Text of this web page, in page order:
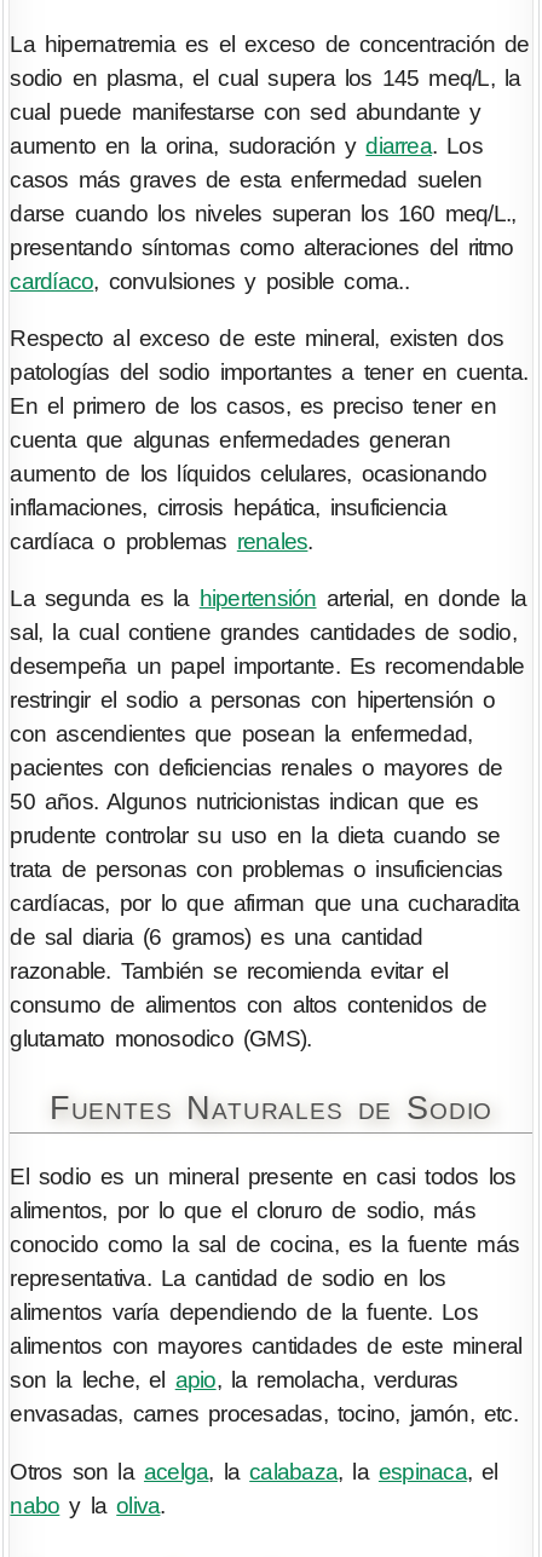
La hipernatremia es el exceso de concentración de
sodio en plasma, el cual supera los 145 meq/L, la
cual puede manifestarse con sed abundante y
aumento en la orina, sudoración ydiarrea. Los
casos más graves de esta enfermedad suelen
darse cuando los niveles superan los 160 meq/L.,
presentando síntomas como alteraciones del ritmo
cardíaco, convulsiones y posible coma..
Respecto al exceso de este mineral, existen dos
patologías del sodio importantes a tener en cuenta.
En el primero de los casos, es preciso tener en
cuenta que algunas enfermedades generan
aumento de los líquidos celulares, ocasionando
inflamaciones, cirrosis hepática, insuficiencia
cardíaca o problemas renales.
La segunda es la hipertensión arterial, en donde la
sal, la cual contiene grandes cantidades de sodio,
desempeña un papel importante. Es recomendable
restringir el sodio a personas con hipertensión o
con ascendientes que posean la enfermedad,
pacientes con deficiencias renales o mayores de
50 años. Algunos nutricionistas indican que es
prudente controlar su uso en la dieta cuando se
trata de personas con problemas o insuficiencias
cardíacas, por lo que afirman que una cucharadita
de sal diaria (6 gramos) es una cantidad
razonable. También se recomienda evitar el
consumo de alimentos con altos contenidos de
glutamato monosodico (GMS).
Fuentes Naturales de Sodio
El sodio es un mineral presente en casi todos los
alimentos, por lo que el cloruro de sodio, más
conocido como la sal de cocina, es la fuente más
representativa. La cantidad de sodio en los
alimentos varía dependiendo de la fuente. Los
alimentos con mayores cantidades de este mineral
son la leche, el apio, la remolacha, verduras
envasadas, carnes procesadas, tocino, jamón, etc.
Otros son la acelga, lacalabaza, la espinaca, el
nabo y laoliva.